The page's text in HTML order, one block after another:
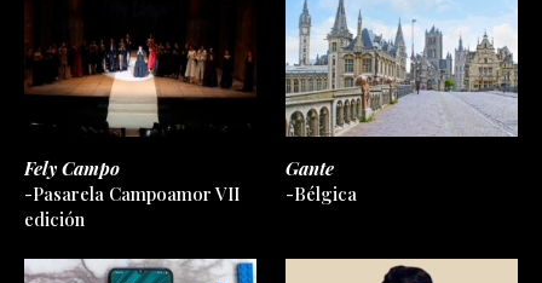
Fely Campo
-Pasarela Campoamor VII
edición
Gante
-Bélgica